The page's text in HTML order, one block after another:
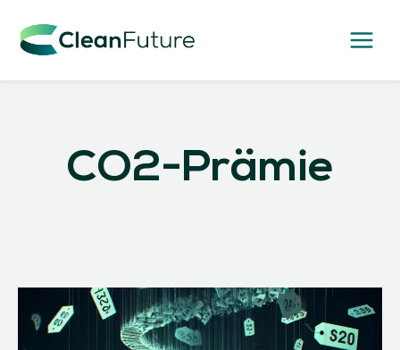
Inhalt
springen
CO2-Prämie